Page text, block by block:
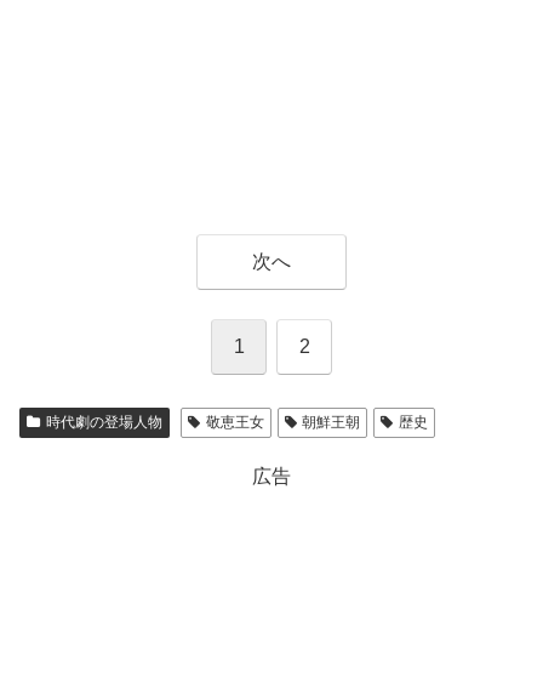
次へ
1 2
時代劇の登場人物 敬恵王女 朝鮮王朝 歴史
広告